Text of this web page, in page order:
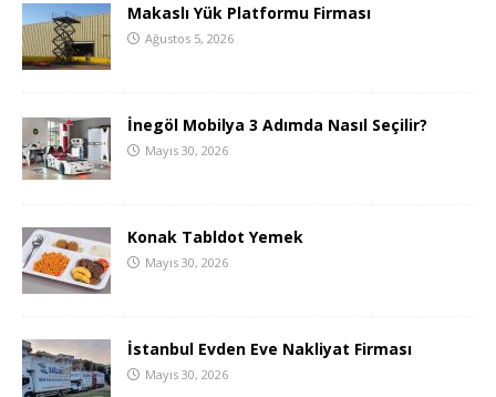
Makaslı Yük Platformu Firması
Ağustos 5, 2026
İnegöl Mobilya 3 Adımda Nasıl Seçilir?
Mayıs 30, 2026
Konak Tabldot Yemek
Mayıs 30, 2026
İstanbul Evden Eve Nakliyat Firması
Mayıs 30, 2026